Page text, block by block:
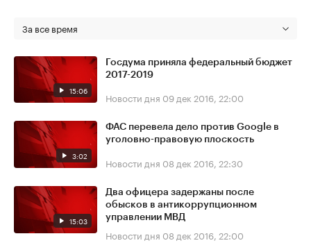
За все время
15:06
Госдума приняла федеральный бюджет
2017-2019
Новости дня 09 дек 2016, 22:00
3:02
ФАС перевела дело против Google в
уголовно-правовую плоскость
Новости дня 08 дек 2016, 22:30
15:03
Два офицера задержаны после
обысков в антикоррупционном
управлении МВД
Новости дня 08 дек 2016, 22:00